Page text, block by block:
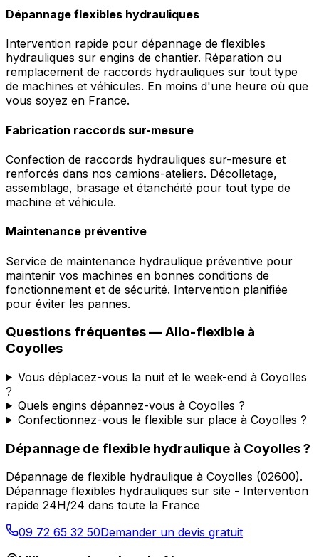
Dépannage flexibles hydrauliques
Intervention rapide pour dépannage de flexibles
hydrauliques sur engins de chantier. Réparation ou
remplacement de raccords hydrauliques sur tout type
de machines et véhicules. En moins d'une heure où que
vous soyez en France.
Fabrication raccords sur-mesure
Confection de raccords hydrauliques sur-mesure et
renforcés dans nos camions-ateliers. Décolletage,
assemblage, brasage et étanchéité pour tout type de
machine et véhicule.
Maintenance préventive
Service de maintenance hydraulique préventive pour
maintenir vos machines en bonnes conditions de
fonctionnement et de sécurité. Intervention planifiée
pour éviter les pannes.
Questions fréquentes —Allo-flexible à
Coyolles
Vous déplacez-vous la nuit et le week-end à Coyolles
?
Quels engins dépannez-vous à Coyolles ?
Confectionnez-vous le flexible sur place à Coyolles ?
Dépannage de flexible hydraulique à Coyolles?
Dépannage de flexible hydraulique à Coyolles (02600).
Dépannage flexibles hydrauliques sur site - Intervention
rapide 24H/24 dans toute la France
09 72 65 32 50Demander un devis gratuit